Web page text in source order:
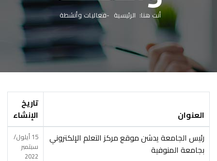
أنت هنا: الرئيسية فعاليات وأنشطة
العنوان
تاريخ
الإنشاء
رئيس الجامعة يدشن موقع مركز التعلم الإلكتروني
بجامعة المنوفية
15 أيلول/
سبتمبر
2022